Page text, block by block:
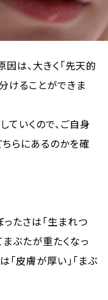
は、大きく「先天的
けることができま
ていくので、ご自身
らにあるのかを確
たさは「生まれつ
ぶたが重たくなっ
皮膚が厚い」「まぶ